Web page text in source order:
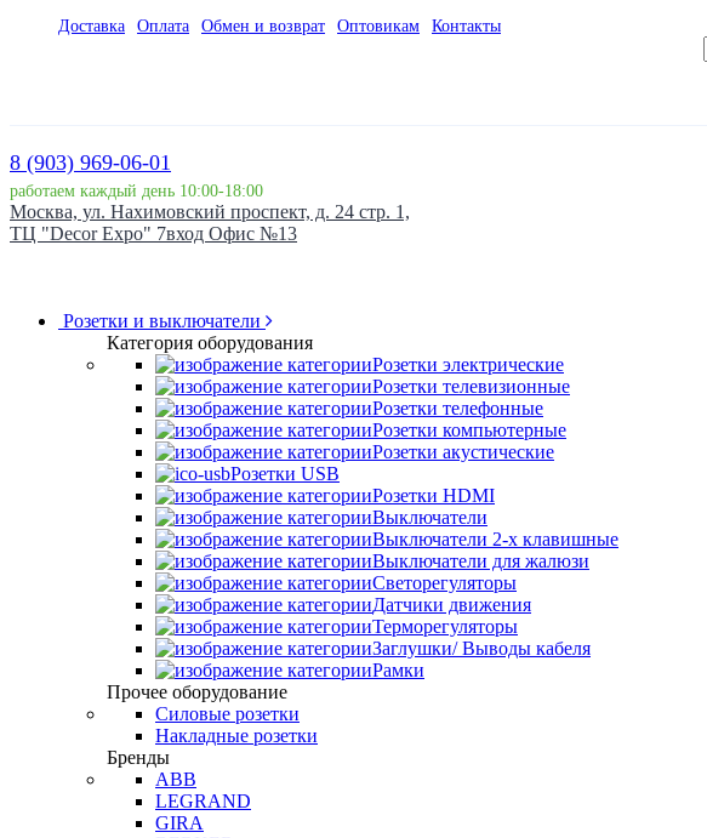
Доставка Оплата Обмен и возврат Оптовикам Контакты
8 (903) 969-06-01
работаем каждый день 10:00-18:00
Москва, ул. Нахимовский проспект, д. 24 стр. 1,
ТЦ "Decor Expo" 7вход Офис №13
Розетки и выключатели
Категория оборудования
Розетки электрические
Розетки телевизионные
Розетки телефонные
Розетки компьютерные
Розетки акустические
Розетки USB
Розетки HDMI
Выключатели
Выключатели 2-х клавишные
Выключатели для жалюзи
Светорегуляторы
Датчики движения
Терморегуляторы
Заглушки/ Выводы кабеля
Рамки
Прочее оборудование
Силовые розетки
Накладные розетки
Бренды
ABB
LEGRAND
GIRA